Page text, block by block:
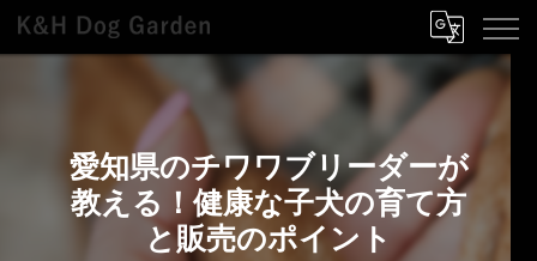
愛知県のチワワブリーダーが
教える！健康な子犬の育て方
と販売のポイント